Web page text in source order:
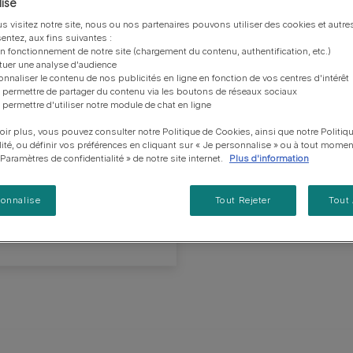
Toutes nos marques
pour chien
Purina® One®
Toutes nos marques
récompenses
Tous nos conseils d’expert
Santé et bien-être du chat
adulte
Alimentation pour un chat
adulte
fabrication et de leur impact environnemental.
En savoir plus
d'Agriculture Régénératrice
Nos efforts en matière de
développement durable
Farmtopia
Nos conseils de tri
importante chez le mâle
Les oreilles portent
coussinets, formant des
différentes. Les
peuvent présenter
passer par des
passer par un élevage.
ci préalablement.
de réfléchir car cela
visitez notre site, nous ou nos partenaires pouvons utiliser des cookies et
aux fins suivantes :
fonctionnement de notre site (chargement du contenu, authentification, etc.)
une analyse d'audience
le contenu de nos publicités en ligne en fonction de vos centres d'intérêt
de partager du contenu via les boutons de réseaux sociaux
d'utiliser notre module de chat en ligne
plus, vous pouvez consulter notre Politique de Cookies, ainsi que notre
ou définir vos préférences en cliquant sur « Je personnalise » ou à tout
de confidentialité » de notre site internet.
Plus d'information
Tout Rejeter Tout